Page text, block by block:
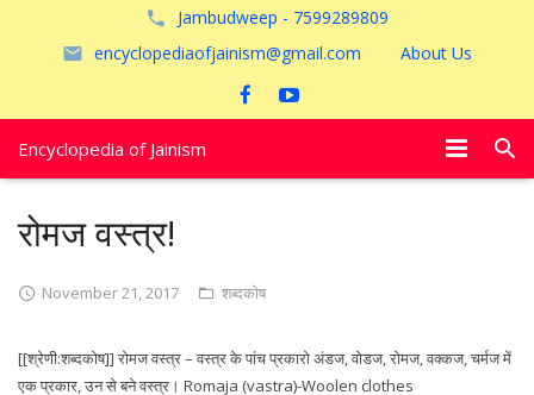
Jambudweep - 7599289809
encyclopediaofjainism@gmail.com
About Us
Encyclopedia of Jainism
अयोध्या
रोमज वस्त्र!
November 21, 2017 शब्दकोष
[[श्रेणी:शब्दकोष]] रोमज वस्त्र – वस्त्र के पांच प्रकारो अंडज, वोडज, रोमज, वक्कज, चर्मज में
एक प्रकार, उन से बने वस्त्र। Romaja (vastra)-Woolen clothes